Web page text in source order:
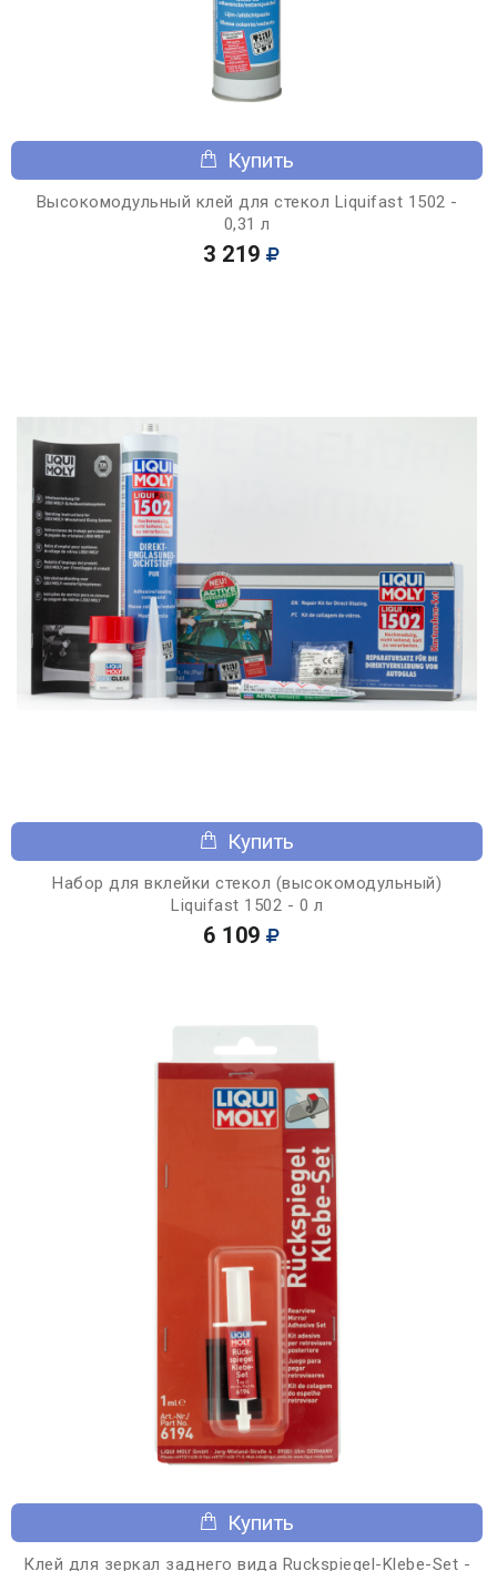
Купить
Высокомодульный клей для стекол Liquifast 1502 -
0,31 л
3 219
Купить
Набор для вклейки стекол (высокомодульный)
Liquifast 1502 - 0 л
6 109
Купить
Клей для зеркал заднего вида Ruckspiegel-Klebe-Set -